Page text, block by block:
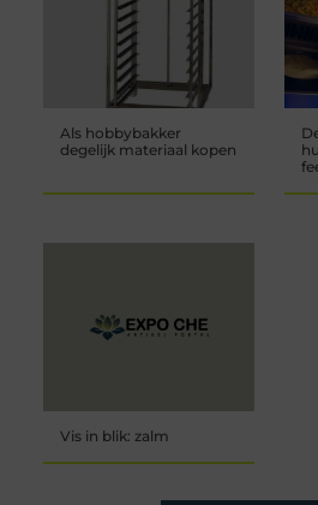
Als hobbybakker
degelijk materiaal kopen
Vis in blik: zalm